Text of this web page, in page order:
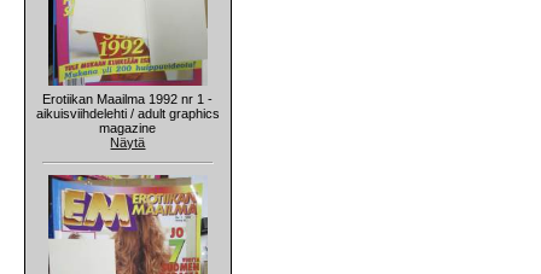
Erotiikan Maailma 1992 nr 1 -
aikuisviihdelehti / adult graphics
magazine
Näytä